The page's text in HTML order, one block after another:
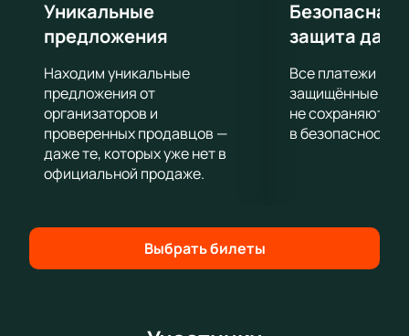
Лиги ВТБ.
Приобрести билеты на матч Единой Лиги ВТБ
«Автодор» - «Локомотив-Кубань» можно на нашем
сайте. Покупка билетов онлайн удобна и экономит
ваше время, ведь не придется стоять в очередях у
кассы. Возможен обмен и возврат билетов, если
обстоятельства помешают вам посетить игру.
Уникальные
предложения
Находим уникальные
предложения от
организаторов и
проверенных продавцов —
даже те, которых уже нет в
официальной продаже.
Безопасная
защита
Все платежи
защищённые
не сохраняются
в безопасности.
Выбрать билеты